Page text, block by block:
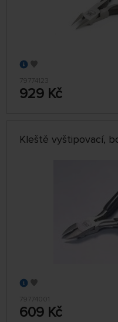
79774123
929 Kč
Kleště vyštipovací,
79774001
609 Kč